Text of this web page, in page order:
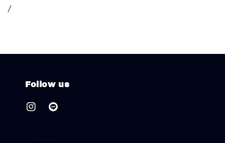
/
Follow us